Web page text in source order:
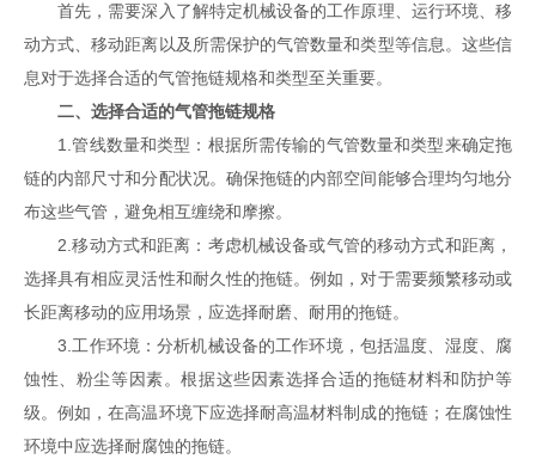
首先，需要深入了解特定机械设备的工作原理、运行环境、移
动方式、移动距离以及所需保护的气管数量和类型等信息。这些信
息对于选择合适的气管拖链规格和类型至关重要。
二、选择合适的气管拖链规格
1.管线数量和类型：根据所需传输的气管数量和类型来确定拖
链的内部尺寸和分配状况。确保拖链的内部空间能够合理均匀地分
布这些气管，避免相互缠绕和摩擦。
2.移动方式和距离：考虑机械设备或气管的移动方式和距离，
选择具有相应灵活性和耐久性的拖链。例如，对于需要频繁移动或
长距离移动的应用场景，应选择耐磨、耐用的拖链。
3.工作环境：分析机械设备的工作环境，包括温度、湿度、腐
蚀性、粉尘等因素。根据这些因素选择合适的拖链材料和防护等
级。例如，在高温环境下应选择耐高温材料制成的拖链；在腐蚀性
环境中应选择耐腐蚀的拖链。